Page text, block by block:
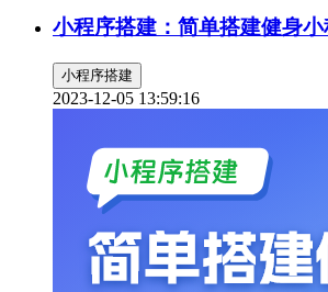
小程序搭建：简单搭建健身
小程序搭建
2023-12-05 13:59:16